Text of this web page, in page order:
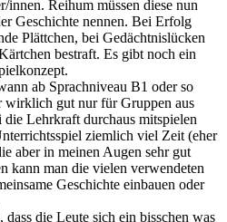
innen. Reihum müssen diese nun
Geschichte nennen. Bei Erfolg
Plättchen, bei Gedächtnislücken
bestraft. Es gibt noch ein
ab Sprachniveau B1 oder so
wirklich gut nur für Gruppen aus
Lehrkraft durchaus mitspielen
ziemlich viel Zeit (eher
aber in meinen Augen sehr gut
kann man die vielen verwendeten
Geschichte einbauen oder
die Leute sich ein bisschen was